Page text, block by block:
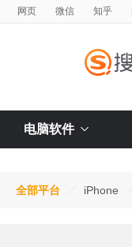
网页 微信 知乎
电脑软件
全部平台 iPhone